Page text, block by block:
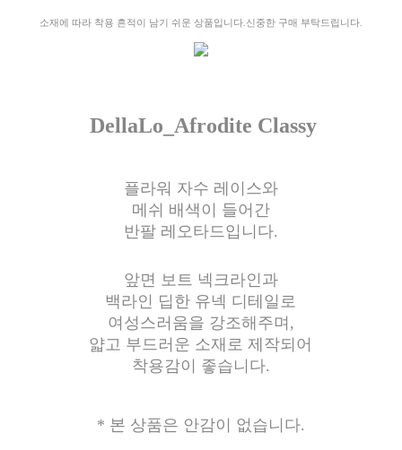
소재에 따라 착용 흔적이 남기 쉬운 상품입니다.신중한 구매 부탁드립니다.
DellaLo_Afrodite Classy
플라워 자수 레이스와
메쉬 배색이 들어간
반팔 레오타드입니다.
앞면 보트 넥크라인과
백라인 딥한 유넥 디테일로
여성스러움을 강조해주며,
얇고 부드러운 소재로 제작되어
착용감이 좋습니다.
* 본 상품은 안감이 없습니다.